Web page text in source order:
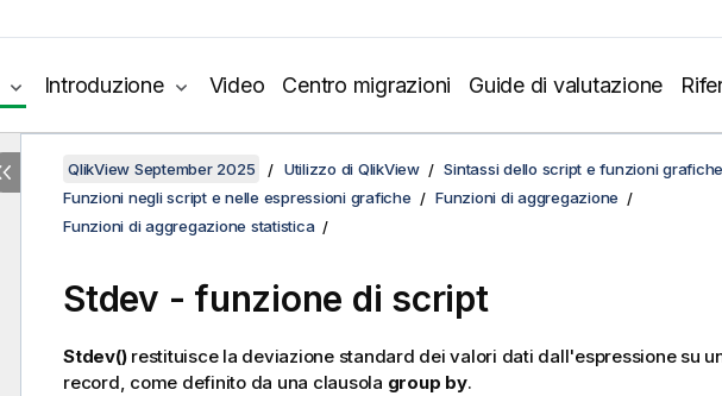
Introduzione Video Centro migrazioni Guide di valutazione
QlikView September 2025 Utilizzo di QlikView
Sintassi dello script e funzioni grafiche
Funzioni negli script e nelle espressioni grafiche
Funzioni di aggregazione
Funzioni di aggregazione statistica
Stdev - funzione di script
Stdev()restituisce la deviazione standard dei valori dati dall'espressione su
record, come definito da una clausola group by.